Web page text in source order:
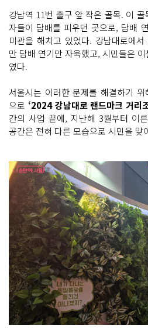
강남역 11번 출구 앞 작은 골목. 이
자들이 담배를 피우던 곳으로, 담배
미관을 해치고 있었다. 강남대로에
만 담배 연기만 자욱했고, 시민들은
였다.
서울시는 이러한 문제를 해결하기 위
으로 ‘2024 강남대로 랜드마크 거리
간의 사업 끝에, 지난해 3월부터 이
공간은 전혀 다른 모습으로 시민을 맞